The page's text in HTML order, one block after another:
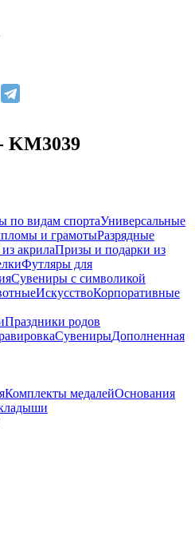
KM3039
по видам спортаУниверсальные
и грамотыРазрядные
акрилаПризы и подарки из
Футляры для
Сувениры с символикой
ИскусствоКорпоративные
Праздники родов
СувенирыДополненная
Комплекты медалейОснования